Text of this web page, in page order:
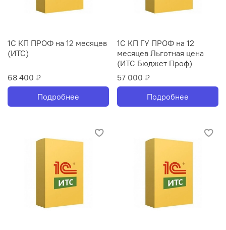
1С КП ПРОФ на 12 месяцев
(ИТС)
68 400 ₽
Подробнее
1С КП ГУ ПРОФ на 12
месяцев Льготная цена
(ИТС Бюджет Проф)
57 000 ₽
Подробнее